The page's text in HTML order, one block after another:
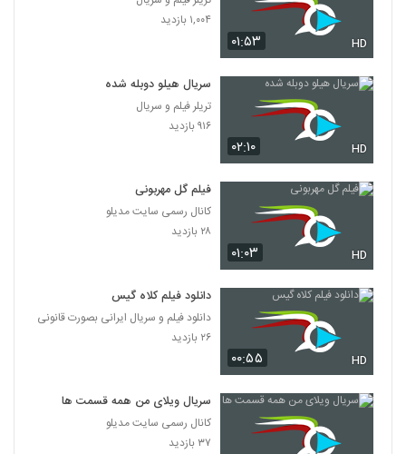
۰۱:۵۳ HD
۱,۰۰۴ بازدید
۰۲:۱۰ HD
سریال هیلو دوبله شده
تریلر فیلم و سریال
۹۱۶ بازدید
۰۱:۰۳ HD
فیلم گل مهربونی
کانال رسمی سایت مدیلو
۲۸ بازدید
۰۰:۵۵ HD
دانلود فیلم کلاه گیس
دانلود فیلم و سریال ایرانی بصورت قانونی
۲۶ بازدید
سریال ویلای من همه قسمت ها
کانال رسمی سایت مدیلو
۳۷ بازدید